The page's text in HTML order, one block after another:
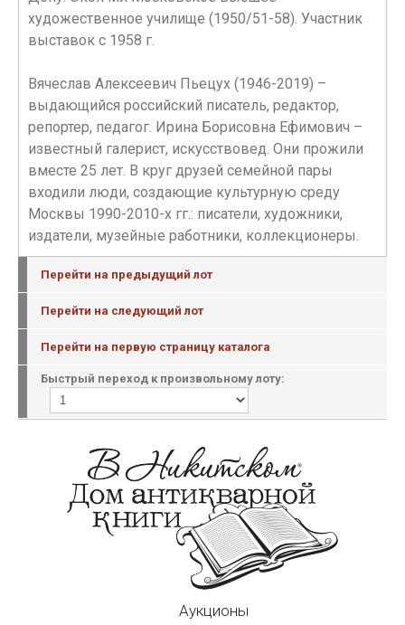
художественное училище (1950/51-58). Участник
выставок с 1958 г.
Вячеслав Алексеевич Пьецух (1946-2019) –
выдающийся российский писатель, редактор,
репортер, педагог. Ирина Борисовна Ефимович –
известный галерист, искусствовед. Они прожили
вместе 25 лет. В круг друзей семейной пары
входили люди, создающие культурную среду
Москвы 1990-2010-х гг.: писатели, художники,
издатели, музейные работники, коллекционеры.
Перейти на предыдущий лот
Перейти на следующий лот
Перейти на первую страницу каталога
Быстрый переход к произвольному лоту:
Аукционы